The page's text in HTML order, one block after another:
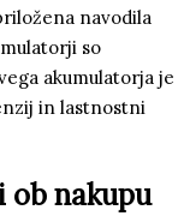
navodila
so
akumulatorja je
in lastnostni
nakupu